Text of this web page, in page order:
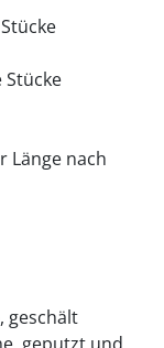
Stücke
Länge nach
geschält